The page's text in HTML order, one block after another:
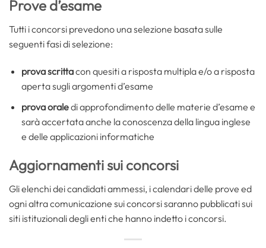
Prove d’esame
Tutti i concorsi prevedono una selezione basata sulle
seguenti fasi di selezione:
prova scrittacon quesiti a risposta multipla e/o a risposta
aperta sugli argomenti d’esame
prova oraledi approfondimento delle materie d’esame e
sarà accertata anche la conoscenza della lingua inglese
e delle applicazioni informatiche
Aggiornamenti sui concorsi
Gli elenchi dei candidati ammessi, i calendari delle prove ed
ogni altra comunicazione sui concorsi saranno pubblicati sui
siti istituzionali degli enti che hanno indetto i concorsi.